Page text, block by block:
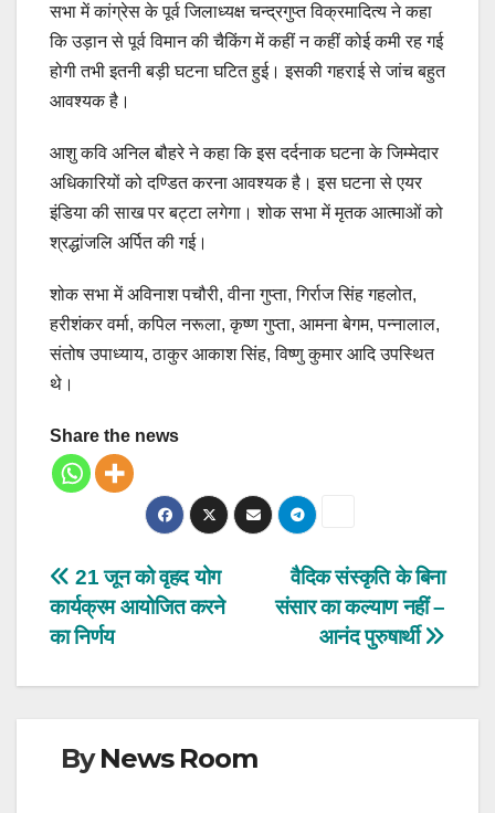
सभा में कांग्रेस के पूर्व जिलाध्यक्ष चन्द्रगुप्त विक्रमादित्य ने कहा
कि उड़ान से पूर्व विमान की चैकिंग में कहीं न कहीं कोई कमी रह गई
होगी तभी इतनी बड़ी घटना घटित हुई। इसकी गहराई से जांच बहुत
आवश्यक है।
आशु कवि अनिल बौहरे ने कहा कि इस दर्दनाक घटना के जिम्मेदार
अधिकारियों को दण्डित करना आवश्यक है। इस घटना से एयर
इंडिया की साख पर बट्टा लगेगा। शोक सभा में मृतक आत्माओं को
श्रद्धांजलि अर्पित की गई।
शोक सभा में अविनाश पचौरी, वीना गुप्ता, गिर्राज सिंह गहलोत,
हरीशंकर वर्मा, कपिल नरूला, कृष्ण गुप्ता, आमना बेगम, पन्नालाल,
संतोष उपाध्याय, ठाकुर आकाश सिंह, विष्णु कुमार आदि उपस्थित
थे।
Share the news
Post
navigation
वैदिक संस्कृति के बिना
संसार का कल्याण नहीं –
आनंद पुरुषार्थी
21 जून को वृहद योग
कार्यक्रम आयोजित करने
का निर्णय
ByNews Room